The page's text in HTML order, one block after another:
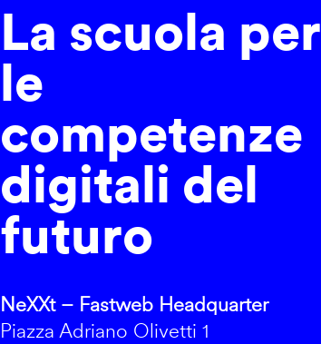
La scuola per
le
competenze
digitali del
futuro
NeXXt – Fastweb Headquarter
Piazza Adriano Olivetti 1